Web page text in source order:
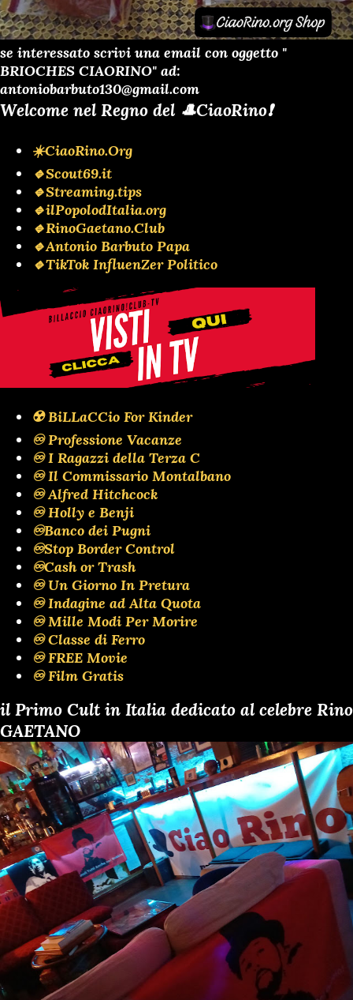
se interessato scrivi una email con oggetto "
BRIOCHES CIAORINO" ad:
antoniobarbuto130@gmail.com
Welcome nel Regno del 🎩CiaoRino❗️
☀️CiaoRino.Org
🔹Scout69.it
🔹Streaming.tips
🔹ilPopolodItalia.org
🔹RinoGaetano.Club
🔹Antonio Barbuto Papa
🔹TikTok InfluenZer Politico
☢️ BiLLaCCio For Kinder
♾️ Professione Vacanze
♾️ I Ragazzi della Terza C
♾️ Il Commissario Montalbano
♾️ Alfred Hitchcock
♾️ Holly e Benji
♾️Banco dei Pugni
♾️Stop Border Control
♾️Cash or Trash
♾️ Un Giorno In Pretura
♾️ Indagine ad Alta Quota
♾️ Mille Modi Per Morire
♾️ Classe di Ferro
♾️ FREE Movie
♾️ Film Gratis
il Primo Cult in Italia dedicato al celebre Rino
GAETANO